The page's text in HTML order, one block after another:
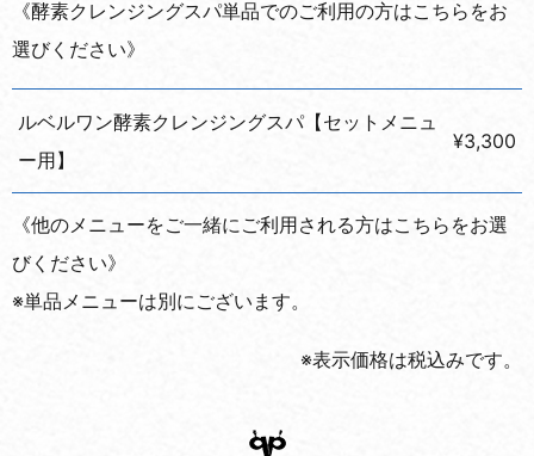
《酵素クレンジングスパ単品でのご利用の方はこちらをお
選びください》
ルベルワン酵素クレンジングスパ【セットメニュ
ー用】
¥3,300
《他のメニューをご一緒にご利用される方はこちらをお選
びください》
※単品メニューは別にございます。
※表示価格は税込みです。